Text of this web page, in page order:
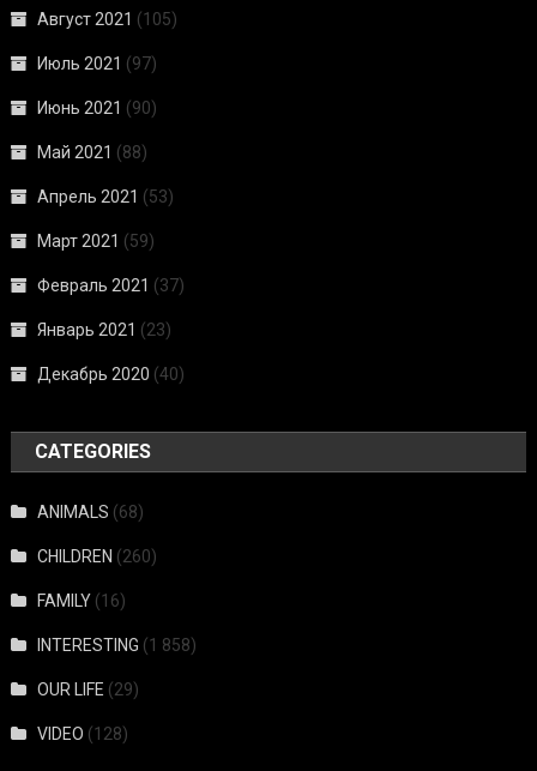
Август 2021 (105)
Июль 2021 (97)
Июнь 2021 (90)
Май 2021 (88)
Апрель 2021 (53)
Март 2021 (59)
Февраль 2021 (37)
Январь 2021 (23)
Декабрь 2020 (40)
CATEGORIES
ANIMALS (68)
CHILDREN (260)
FAMILY (16)
INTERESTING (1 858)
OUR LIFE (29)
VIDEO (128)